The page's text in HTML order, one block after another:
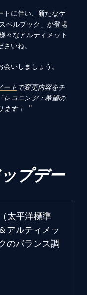
トに伴い、新たなゲ
ペルブック」が登場
々なアルティメット
いね。
いしましょう。
ート で変更内容をチ
レコニング：希望の
ます！
プデー
太平洋標準
アルティメッ
のバランス調